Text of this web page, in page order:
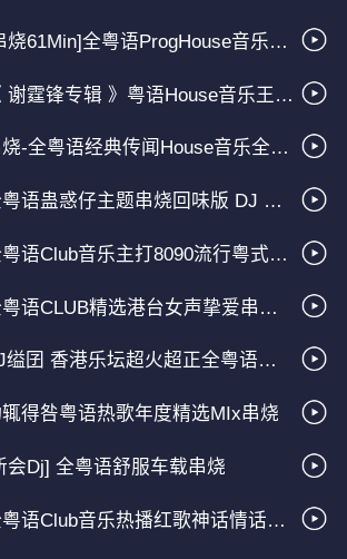
61Min]全粤语ProgHouse音乐一起走过的日子串烧
谢霆锋专辑 》粤语House音乐王牌DJ经典车载CD专属串烧
-全粤语经典传闻House音乐全程舒服动听车载DJ大碟
语蛊惑仔主题串烧回味版 DJ KingB.水水
语Club音乐主打8090流行粤式风味慢摇串烧 79Min
语CLUB精选港台女声挚爱串烧 59Min
囝 香港乐坛超火超正全粤语私+珍藏慢摇串烧
得咎粤语热歌年度精选MIx串烧
会Dj] 全粤语舒服车载串烧
语Club音乐热播红歌神话情话气氛串烧